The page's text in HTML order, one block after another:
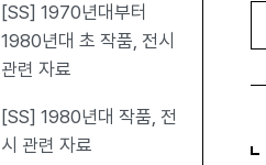
[SS] 1970년대부터
1980년대 초 작품, 전시
관련 자료
[SS] 1980년대 작품, 전
시 관련 자료